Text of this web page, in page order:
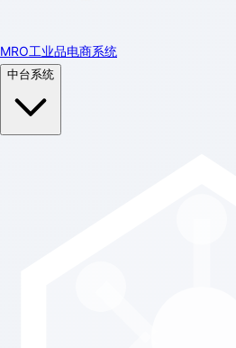
MRO工业品电商系统
中台系统